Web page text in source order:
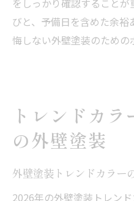
びと、予備日を含めた余
悔しない外壁塗装のための
トレンドカ
の外壁塗装
外壁塗装トレンドカラー
2026年の外壁塗装トレン